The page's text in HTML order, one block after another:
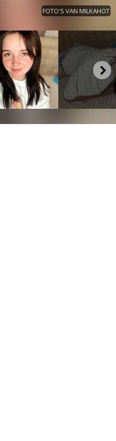
FOTO'S VAN MILKAHOT